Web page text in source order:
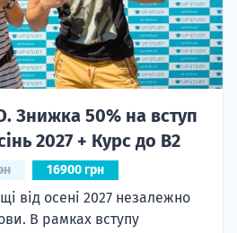
Знижка 50% на вступ
2027 + Курс до B2
16900 грн
від осені 2027 незалежно
В рамках вступу